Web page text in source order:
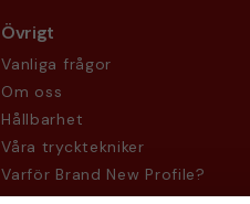
Övrigt
Vanliga frågor
Om oss
Hållbarhet
Våra trycktekniker
Varför Brand New Profile?